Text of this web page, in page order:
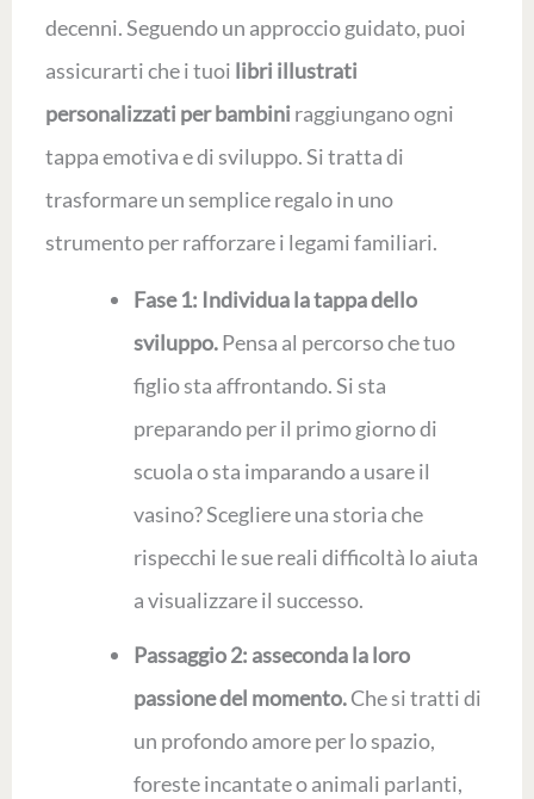
decenni. Seguendo un approccio guidato, puoi
assicurarti che i tuoi libri illustrati
personalizzati per bambini raggiungano ogni
tappa emotiva e di sviluppo. Si tratta di
trasformare un semplice regalo in uno
strumento per rafforzare i legami familiari.
Fase 1: Individua la tappa dello
sviluppo.Pensa al percorso che tuo
figlio sta affrontando. Si sta
preparando per il primo giorno di
scuola o sta imparando a usare il
vasino? Scegliere una storia che
rispecchi le sue reali difficoltà lo aiuta
a visualizzare il successo.
Passaggio 2: asseconda la loro
passione del momento.Che si tratti di
un profondo amore per lo spazio,
foreste incantate o animali parlanti,